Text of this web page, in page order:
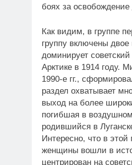
боях за
Как видим, в группе
группу включены
доминирует
Арктике в 1914 году.
1990-е гг.,
раздел охватывает
выход на более
погибшая в
родившийся в
Интересно, что в
женщины вошли в
центрирован на